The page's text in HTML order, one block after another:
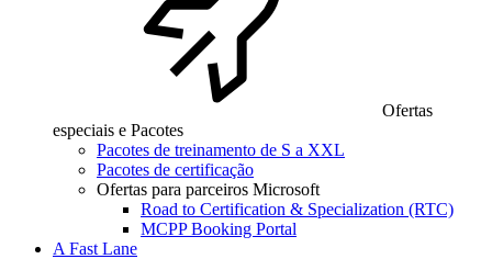
Ofertas
especiais e Pacotes
Pacotes de treinamento de S a XXL
Pacotes de certificação
Ofertas para parceiros Microsoft
Road to Certification & Specialization (RTC)
MCPP Booking Portal
A Fast Lane